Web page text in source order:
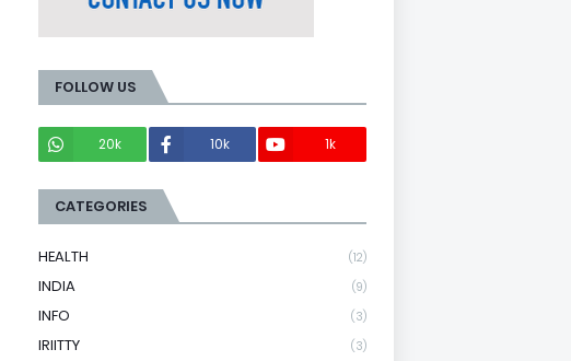
FOLLOW US
20k
10k 1k
CATEGORIES
HEALTH (12)
INDIA (9)
INFO (3)
IRIITTY (3)